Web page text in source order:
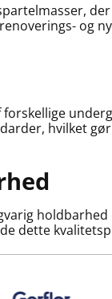
og
hvilket
dette